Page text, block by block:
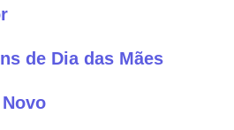
de Dia das Mães